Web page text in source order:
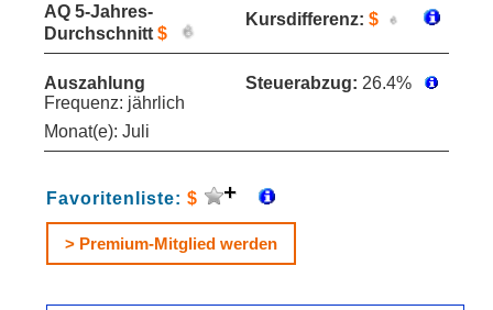
AQ 5-Jahres-
Durchschnitt $
Kursdifferenz: $
Auszahlung
Frequenz: jährlich
Monat(e): Juli
Steuerabzug: 26.4%
Favoritenliste: $
> Premium-Mitglied werden